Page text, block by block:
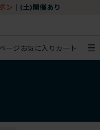
ン (土)開催あり
ージ お気に入り カート